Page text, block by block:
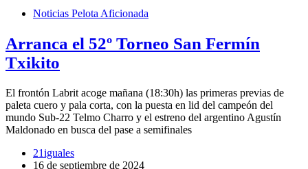
Noticias Pelota Aficionada
Arranca el 52º Torneo San Fermín
Txikito
El frontón Labrit acoge mañana (18:30h) las primeras previas de
paleta cuero y pala corta, con la puesta en lid del campeón del
mundo Sub-22 Telmo Charro y el estreno del argentino Agustín
Maldonado en busca del pase a semifinales
21iguales
16 de septiembre de 2024